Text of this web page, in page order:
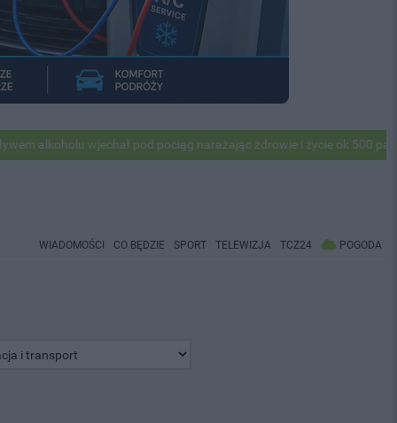
wjechał pod pociąg narażając zdrowie i życie ok 500 pasażerów!
WIADOMOŚCI CO BĘDZIE SPORT TELEWIZJA TCZ24 POGODA